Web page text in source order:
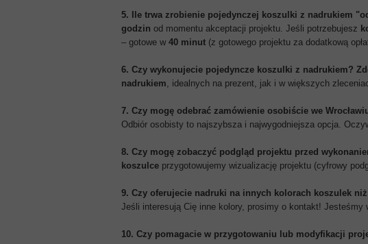
5. Ile trwa zrobienie pojedynczej koszulki z nadrukiem
godzin od momentu akceptacji projektu. Jeśli potrzebujesz
– gotowe w 40 minut (z gotowego projektu za dodatkową
6. Czy wykonujecie pojedyncze koszulki z nadrukiem?
nadrukiem, idealnych na prezent, jak i w większych
7. Czy mogę odebrać zamówienie osobiście we
Odbiór osobisty to najszybsza i najwygodniejsza opcja.
8. Czy mogę zobaczyć podgląd projektu przed
koszulce przygotowujemy wizualizację projektu (cyfrowy
9. Czy oferujecie nadruki na innych kolorach koszulek niż
Jeśli interesują Cię inne kolory, prosimy o kontakt!
10. Czy pomagacie w przygotowaniu lub modyfikacji